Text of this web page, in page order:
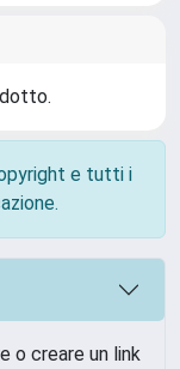
e tutti i
o creare un link